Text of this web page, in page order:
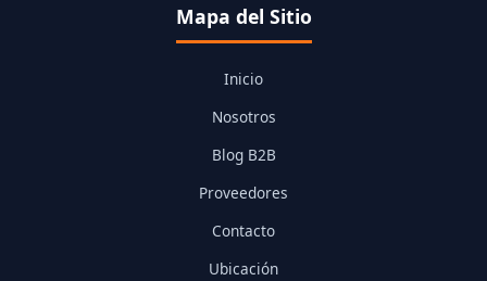
Mapa del Sitio
Inicio
Nosotros
Blog B2B
Proveedores
Contacto
Ubicación